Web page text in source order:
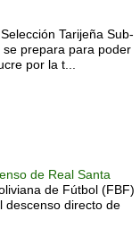
Tarijeña Sub-
prepara para poder
por la t...
de Real Santa
de Fútbol (FBF)
descenso directo de